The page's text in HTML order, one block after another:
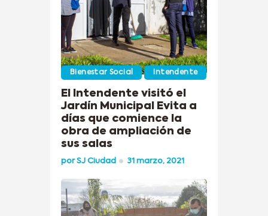
Bienestar Social Intendente
El Intendente visitó el
Jardín Municipal Evita a
días que comience la
obra de ampliación de
sus salas
porSJ Ciudad 31 marzo, 2021